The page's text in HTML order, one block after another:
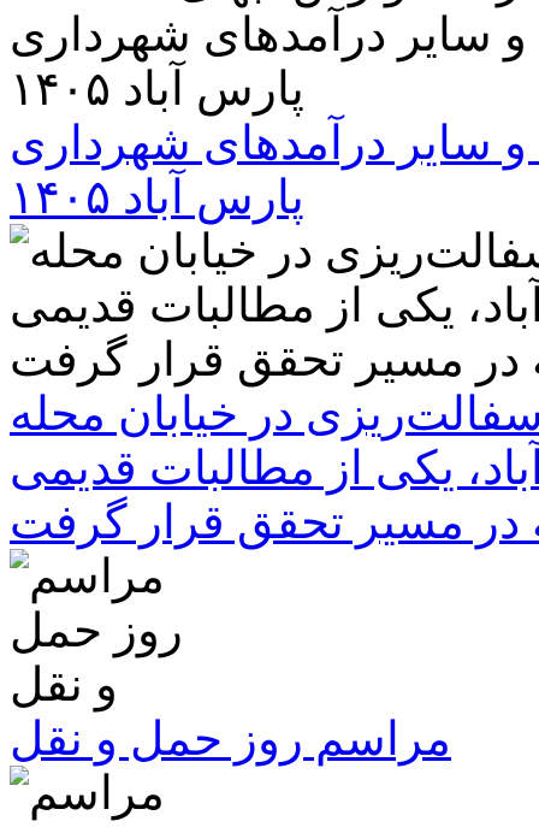
سایر درآمدهای شهرداری
پارس آباد ۱۴۰۵
در خیابان محله
یکی از مطالبات قدیمی
در مسیر تحقق قرار گرفت
مراسم روز حمل و نقل